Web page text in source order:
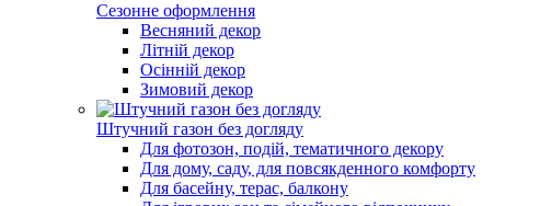
Сезонне оформлення
Весняний декор
Літній декор
Осінній декор
Зимовий декор
Штучний газон без догляду
Для фотозон, подій, тематичного декору
Для дому, саду, для повсякденного комфорту
Для басейну, терас, балкону